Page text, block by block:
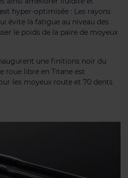
hyper-optimisée : Les rayons
évite la fatigue au niveau des
le poids de la paire de moyeux
une finitions noir du
roue libre en Titane est
les moyeux route et 70 dents